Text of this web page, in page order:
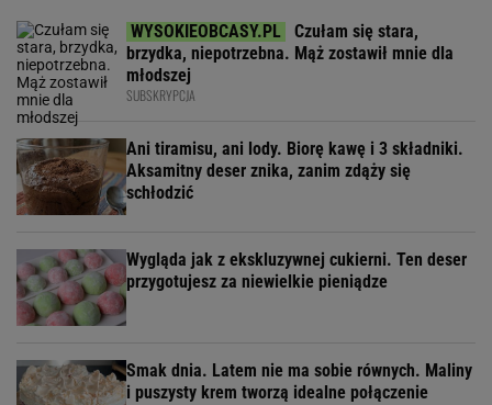
Czułam się stara,
brzydka, niepotrzebna. Mąż zostawił mnie dla
młodszej
SUBSKRYPCJA
Ani tiramisu, ani lody. Biorę kawę i 3 składniki.
Aksamitny deser znika, zanim zdąży się
schłodzić
Wygląda jak z ekskluzywnej cukierni. Ten deser
przygotujesz za niewielkie pieniądze
Smak dnia. Latem nie ma sobie równych. Maliny
i puszysty krem tworzą idealne połączenie